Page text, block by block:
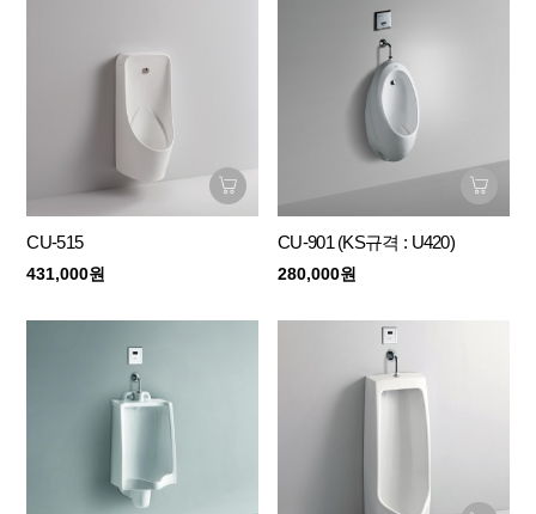
CU-515
431,000원
CU-901 (KS규격 : U420)
280,000원